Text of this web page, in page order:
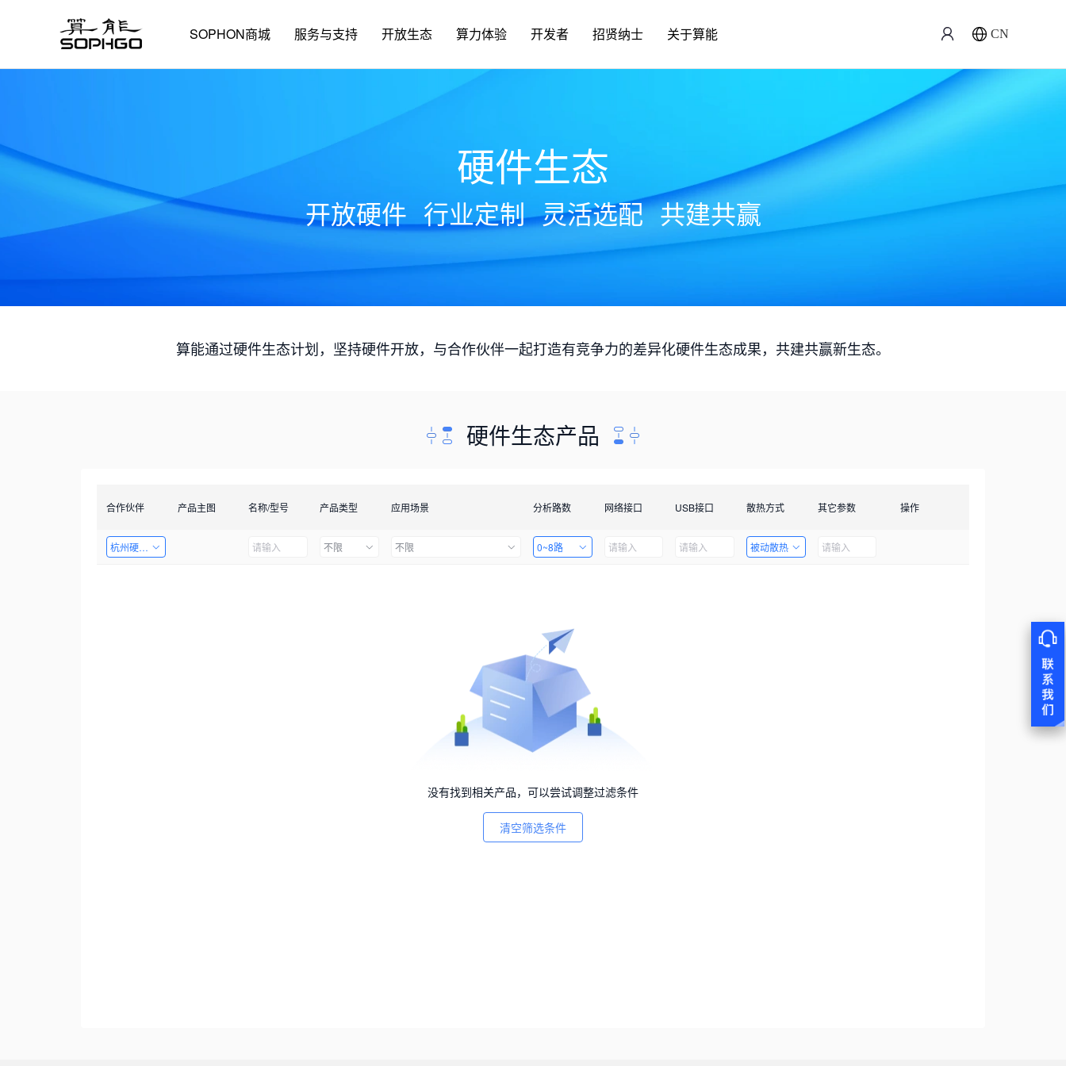
SOPHON商城 服务与支持 开放生态 算力体验 开发者 招贤纳士 关于算能 CN
硬件生态
开放硬件 行业定制 灵活选配 共建共赢
算能通过硬件生态计划，坚持硬件开放，与合作伙伴一起打造有竞争力的差异化硬件生态成果，共建共赢新生态。
硬件生态产品
合作伙伴 产品主图 名称/型号 产品类型 应用场景 分析路数 网络接口 USB接口 散热方式 其它参数 操作
杭州硬十科技有限公司 不限 不限 0~8路 被动散热
没有找到相关产品，可以尝试调整过滤条件
清空筛选条件